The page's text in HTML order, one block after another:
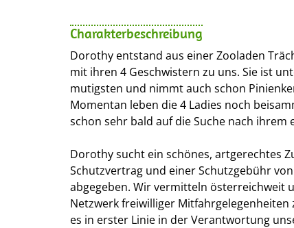
Charakterbeschreibung
Dorothy entstand aus einer Zooladen
mit ihren 4 Geschwistern zu uns. Sie ist
mutigsten und nimmt auch schon
Momentan leben die 4 Ladies noch
schon sehr bald auf die Suche nach ihrem
Dorothy sucht ein schönes, artgerechtes
Schutzvertrag und einer Schutzgebühr
abgegeben. Wir vermitteln österreichweit
Netzwerk freiwilliger
es in erster Linie in der Verantwortung